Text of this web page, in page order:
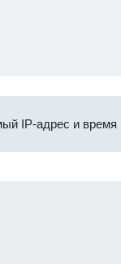
IP-адрес и время